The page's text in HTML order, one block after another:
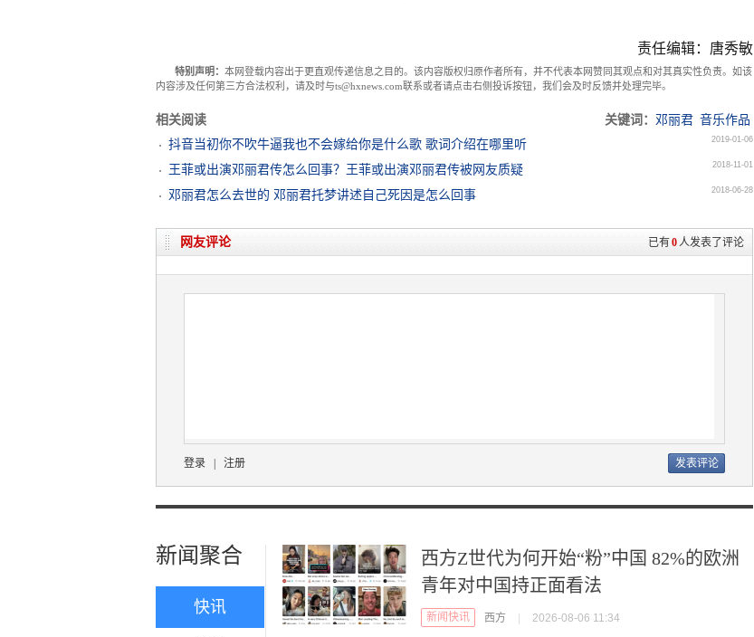
责任编辑：唐秀敏
特别声明： 本网登载内容出于更直观传递信息之目的。该内容版权归原作者所有，并不代表本网赞同其观点和对其真实性负责。如该
内容涉及任何第三方合法权利，请及时与ts@hxnews.com联系或者请点击右侧投诉按钮，我们会及时反馈并处理完毕。
相关阅读 关键词： 邓丽君 音乐作品
抖音当初你不吹牛逼我也不会嫁给你是什么歌 歌词介绍在哪里听
2019-01-06
王菲或出演邓丽君传怎么回事？王菲或出演邓丽君传被网友质疑 2018-11-01
邓丽君怎么去世的 邓丽君托梦讲述自己死因是怎么回事 2018-06-28
已有0人发表了评论
网友评论
登录 注册
新闻聚合
快讯
西方Z世代为何开始“粉”中国 82%的欧洲
青年对中国持正面看法
新闻快讯 西方 2026-08-06 11:34